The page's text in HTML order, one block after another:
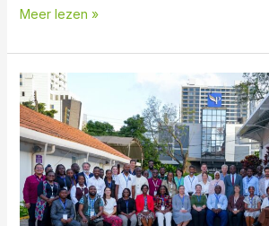
Meer lezen »
FRUN
Jaarlijkse
Netwerkconferentie
2025
–
Nairobi